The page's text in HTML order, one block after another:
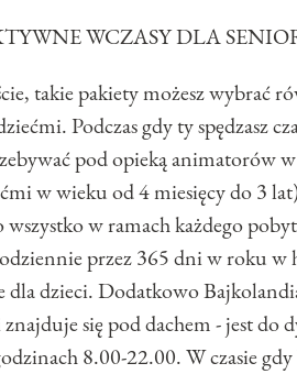
WCZASY DLA
takie pakiety możesz wybrać
Podczas gdy ty spędzasz
pod opieką animatorów
w wieku od 4 miesięcy do 3
w ramach każdego
przez 365 dni w roku w
dla dzieci. Dodatkowo
się pod dachem - jest do
8.00-22.00. W czasie